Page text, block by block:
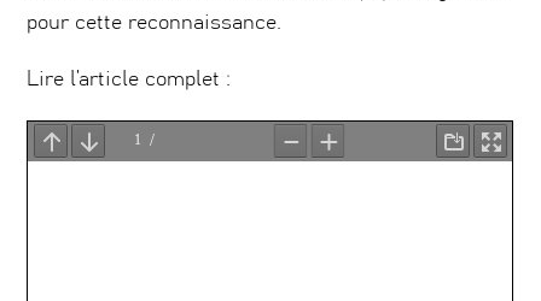
pour cette reconnaissance.
Lire l’article complet :